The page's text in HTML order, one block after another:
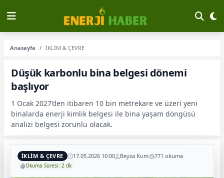
Anasayfa İKLİM & ÇEVRE
Düşük karbonlu bina belgesi dönemi
başlıyor
1 Ocak 2027’den itibaren 10 bin metrekare ve üzeri yeni
binalarda enerji kimlik belgesi ile bina yaşam döngüsü
analizi belgesi zorunlu olacak.
İKLİM & ÇEVRE 17.05.2026 10:00 Beyza Kum 771 okuma
Okuma Süresi: 2 dk